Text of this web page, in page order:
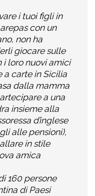
i tuoi figli in
con un
non ha
giocare sulle
i loro nuovi amici
a carte in Sicilia
dalla mamma
a una
insieme alla
d’inglese
alle pensioni),
in stile
amica
160 persone
di Paesi